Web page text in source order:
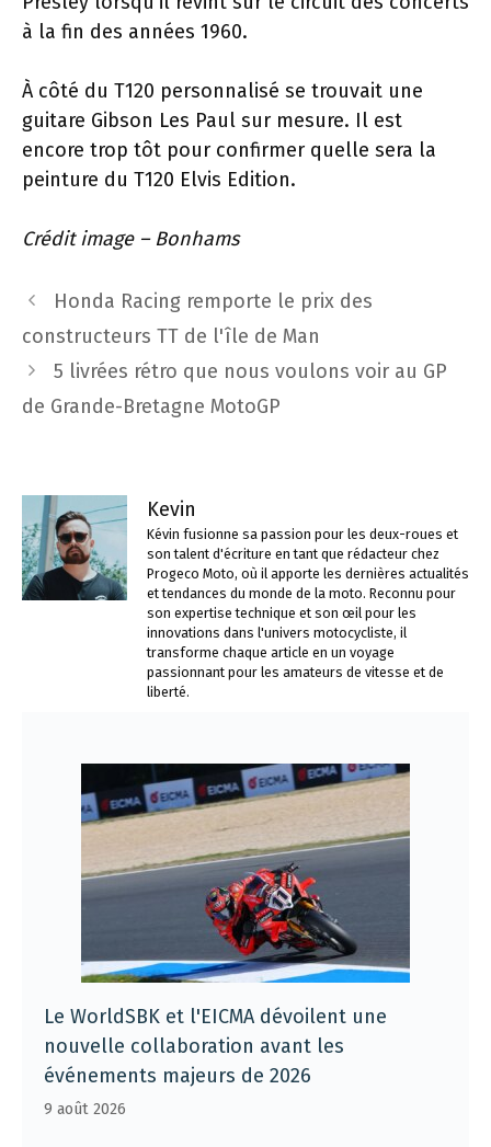
à la fin des années 1960.
À côté du T120 personnalisé se trouvait une
guitare Gibson Les Paul sur mesure. Il est
encore trop tôt pour confirmer quelle sera la
peinture du T120 Elvis Edition.
Crédit image – Bonhams
Navigation
des
articles
Honda Racing remporte le prix des
constructeurs TT de l'île de Man
5 livrées rétro que nous voulons voir au GP
de Grande-Bretagne MotoGP
Kevin
Kévin fusionne sa passion pour les deux-roues et
son talent d'écriture en tant que rédacteur chez
Progeco Moto, où il apporte les dernières actualités
et tendances du monde de la moto. Reconnu pour
son expertise technique et son œil pour les
innovations dans l'univers motocycliste, il
transforme chaque article en un voyage
passionnant pour les amateurs de vitesse et de
liberté.
Le WorldSBK et l'EICMA dévoilent une
nouvelle collaboration avant les
événements majeurs de 2026
9 août 2026